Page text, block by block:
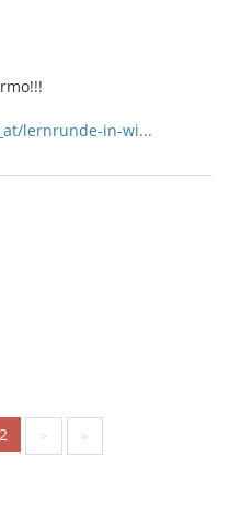
lernrunde-in-wi...
2 > »